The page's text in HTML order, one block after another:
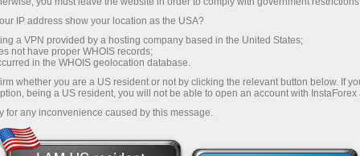
Buka akaun perdagangan
Buka akaun demo
IP address show your location as the USA?
a VPN provided by a hosting company based in the United States;
not have proper WHOIS records;
in the WHOIS geolocation database.
whether you are a US resident or not by clicking the relevant button below. If
being a US resident, you will not be able to open an account with InstaForex
for any inconvenience caused by this message.